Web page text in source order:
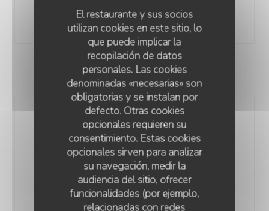
El restaurante y sus socios
utilizan cookies en este sitio, lo
que puede implicar la
recopilación de datos
personales. Las cookies
denominadas «necesarias» son
obligatorias y se instalan por
defecto. Otras cookies
opcionales requieren su
consentimiento. Estas cookies
opcionales sirven para analizar
su navegación, medir la
audiencia del sitio, ofrecer
funcionalidades (por ejemplo,
relacionadas con redes
Eau plate / eau gazeuse (1,5L)
6,00 CHF
À DÉGUSTER POUR L'APÉRO
L'assortiment de flûtes salées
2,00 CHF
Mélanges de noix et amandes salées
2,00 CHF